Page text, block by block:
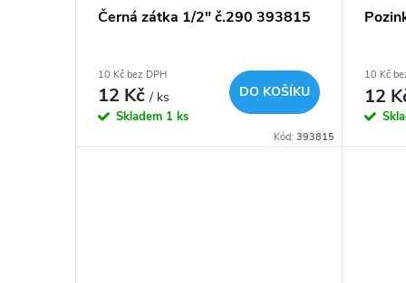
d
Černá zátka 1/2" č.290 393815
10 Kč bez DPH
12 Kč/ ks
Skladem 1 ks
DO KOŠÍKU
Kód:393815
10 Kč
12